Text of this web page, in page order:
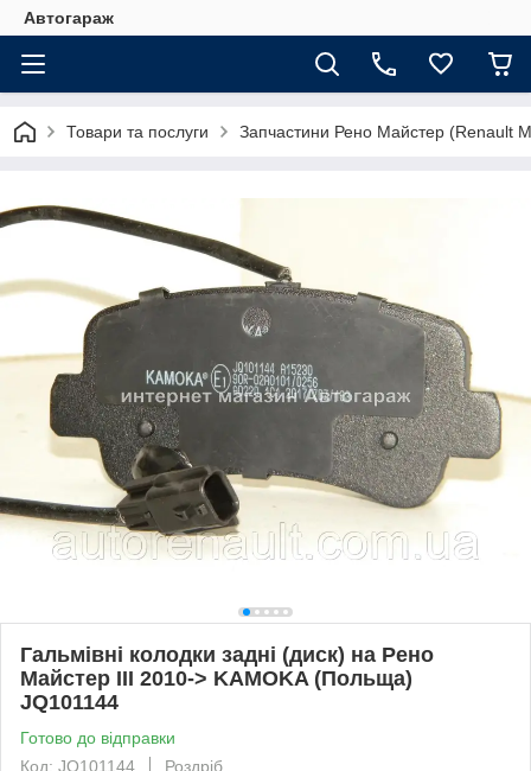
Автогараж
Товари та послуги Запчастини Рено Майстер (Renault
Гальмівні колодки задні (диск) на Рено
Майстер III 2010-> KAMOKA (Польща)
JQ101144
Готово до відправки
Код: JQ101144
Роздріб